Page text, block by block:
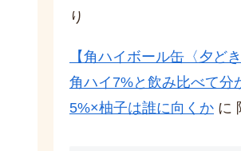
り
【角ハイボール缶〈夕ど
角ハイ7%と飲み比べて分
5%×柚子は誰に向くか に